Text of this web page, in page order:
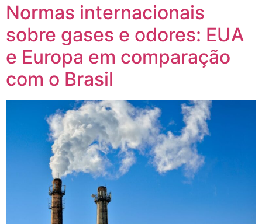
Normas internacionais
sobre gases e odores: EUA
e Europa em comparação
com o Brasil